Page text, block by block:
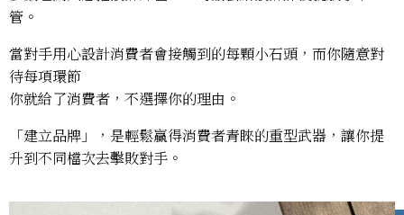
管。
當對手用心設計消費者會接觸到的每顆小石頭，而你隨意對
待每項環節​
你就給了消費者，不選擇你的理由。​​
「建立品牌」，是輕鬆贏得消費者青睞的重型武器，讓你提
升到不同檔次去擊敗對手。